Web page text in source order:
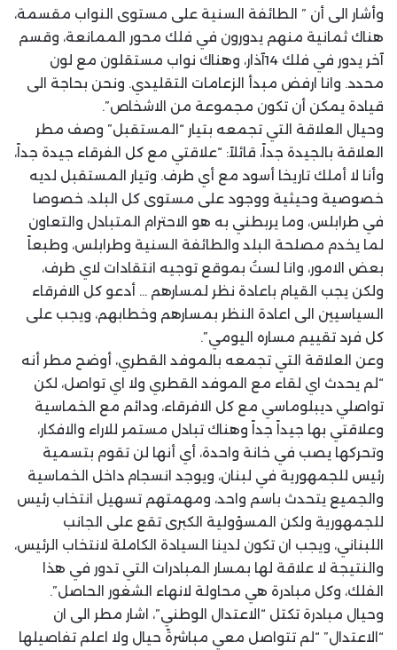
وأشار الى أن ” الطائفة السنية على مستوى النواب مقسمة،
هناك ثمانية منهم يدورون في فلك محور الممانعة، وقسم
آخر يدور في فلك 14آذار، وهناك نواب مستقلون مع لون
محدد. وانا ارفض مبدأ الزعامات التقليدي. ونحن بحاجة الى
قيادة يمكن أن تكون مجموعة من الاشخاص”.
وحيال العلاقة التي تجمعه بتيار “المستقبل” وصف مطر
العلاقة بالجيدة جداً، قائلاً: “علاقتي مع كل الفرقاء جيدة جداً،
وأنا لا أملك تاريخا أسود مع أي طرف. وتيار المستقبل لديه
خصوصية وحيثية ووجود على مستوى كل البلد، خصوصا
في طرابلس، وما يربطني به هو الاحترام المتبادل والتعاون
لما يخدم مصلحة البلد والطائفة السنية وطرابلس، وطبعاً
بعض الامور، وانا لستُ بموقع توجيه انتقادات لاي طرف،
ولكن يجب القيام باعادة نظر لمسارهم … أدعو كل الافرقاء
السياسيين الى اعادة النظر بمسارهم وخطابهم، ويجب على
كل فرد تقييم مساره اليومي”.
وعن العلاقة التي تجمعه بالموفد القطري، أوضح مطر أنه
“لم يحدث اي لقاء مع الموفد القطري ولا اي تواصل، لكن
تواصلي ديبلوماسي مع كل الافرقاء، ودائم مع الخماسية
وعلاقتي بها جيداً جداً وهناك تبادل مستمر للاراء والافكار،
وتحركها يصب في خانة واحدة، أي أنها لن تقوم بتسمية
رئيس للجمهورية في لبنان، ويوجد انسجام داخل الخماسية
والجميع يتحدث باسم واحد، ومهمتهم تسهيل انتخاب رئيس
للجمهورية ولكن المسؤولية الكبرى تقع على الجانب
اللبناني، ويجب ان تكون لدينا السيادة الكاملة لانتخاب الرئيس،
والنتيجة لا علاقة لها بمسار المبادرات التي تدور في هذا
الفلك، وكل مبادرة هي محاولة لانهاء الشغور الحاصل”.
وحيال مبادرة تكتل “الاعتدال الوطني”، اشار مطر الى ان
“الاعتدال” “لم تتواصل معي مباشرةً حيال ولا اعلم تفاصيلها